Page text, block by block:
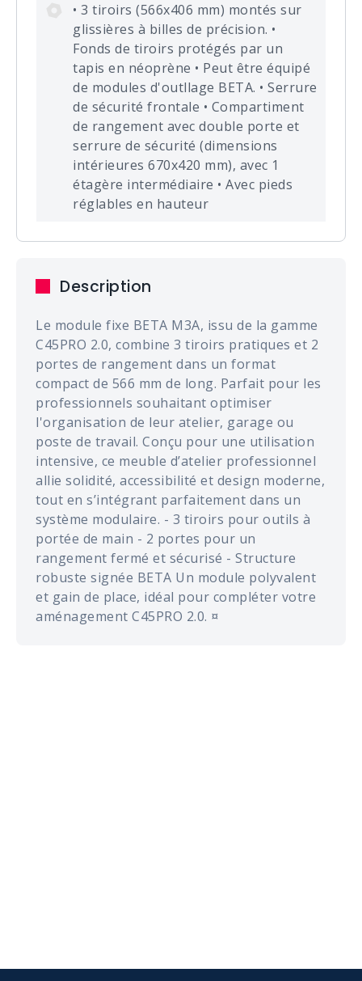
• 3 tiroirs (566x406 mm) montés sur
glissières à billes de précision. •
Fonds de tiroirs protégés par un
tapis en néoprène • Peut être équipé
de modules d'outllage BETA. • Serrure
de sécurité frontale • Compartiment
de rangement avec double porte et
serrure de sécurité (dimensions
intérieures 670x420 mm), avec 1
étagère intermédiaire • Avec pieds
réglables en hauteur
Description
Le module fixe BETA M3A, issu de la gamme
C45PRO 2.0, combine 3 tiroirs pratiques et 2
portes de rangement dans un format
compact de 566 mm de long. Parfait pour les
professionnels souhaitant optimiser
l'organisation de leur atelier, garage ou
poste de travail. Conçu pour une utilisation
intensive, ce meuble d’atelier professionnel
allie solidité, accessibilité et design moderne,
tout en s’intégrant parfaitement dans un
système modulaire. - 3 tiroirs pour outils à
portée de main - 2 portes pour un
rangement fermé et sécurisé - Structure
robuste signée BETA Un module polyvalent
et gain de place, idéal pour compléter votre
aménagement C45PRO 2.0. ¤